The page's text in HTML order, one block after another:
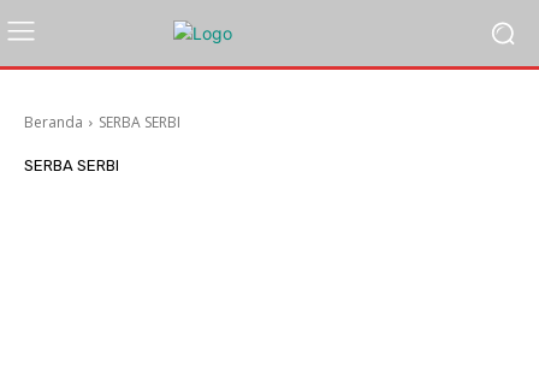
Beranda SERBA SERBI
SERBA SERBI